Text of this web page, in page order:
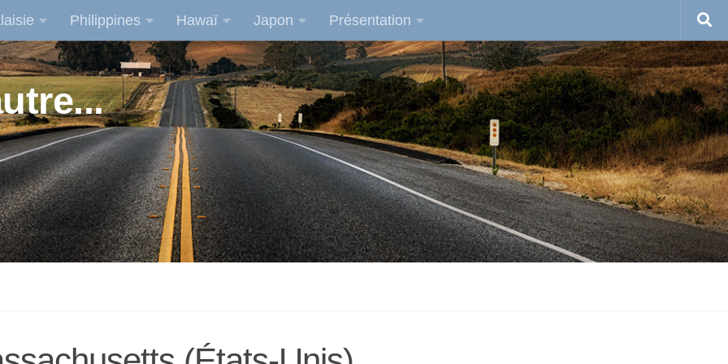
Philippines Hawaï Japon Présentation